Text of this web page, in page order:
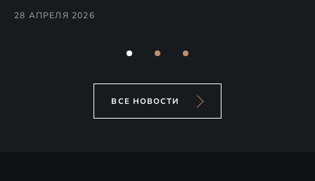
28 АПРЕЛЯ 2026
ВСЕ НОВОСТИ